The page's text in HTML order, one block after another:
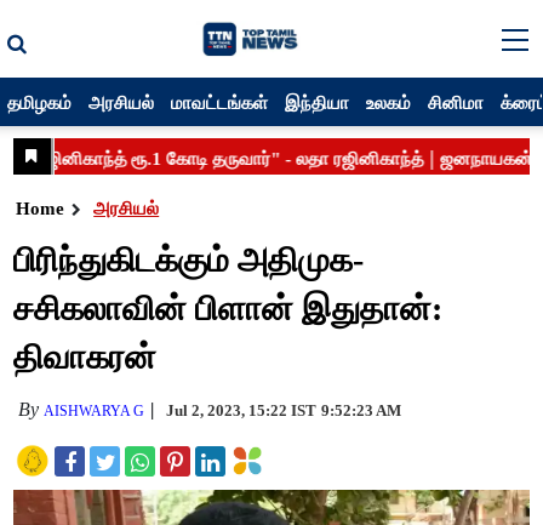
தமிழகம் அரசியல் மாவட்டங்கள் இந்தியா உலகம் சினிமா
Home அரசியல்
பிரிந்துகிடக்கும் அதிமுக-
சசிகலாவின் பிளான் இதுதான்:
திவாகரன்
By AISHWARYA G Jul 2, 2023, 15:22 IST 9:52:23 AM